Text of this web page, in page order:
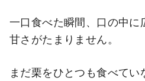
一口食べた瞬間、口の中に
甘さがたまりません。
まだ栗をひとつも食べて